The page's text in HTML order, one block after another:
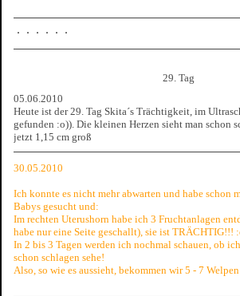
29. Tag
05.06.2010
Heute ist der 29. Tag Skita´s Trächtigkeit, im
gefunden :o)). Die kleinen Herzen sieht man schon
jetzt 1,15 cm groß
30.05.2010
Ich konnte es nicht mehr abwarten und habe schon
Babys gesucht und:
Im rechten Uterushorn habe ich 3 Fruchtanlagen
habe nur eine Seite geschallt), sie ist TRÄCHTIG!!!
In 2 bis 3 Tagen werden ich nochmal schauen, ob
schon schlagen sehe!
Also, so wie es aussieht, bekommen wir 5 - 7